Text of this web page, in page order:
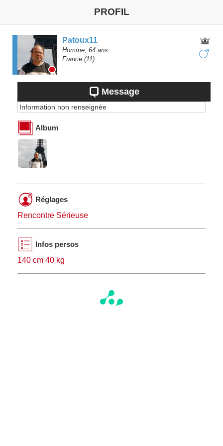
PROFIL
Patoux11
Homme, 64 ans
France (11)
Message
Information non renseignée
Album
Réglages
Rencontre Sérieuse
Infos persos
140 cm 40 kg